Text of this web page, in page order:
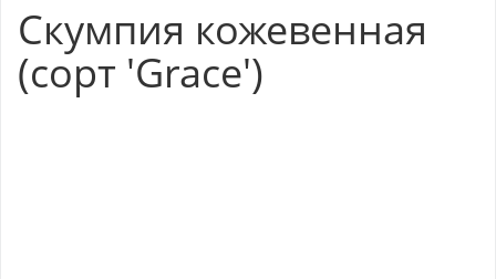
Скумпия кожевенная
(сорт 'Grace')